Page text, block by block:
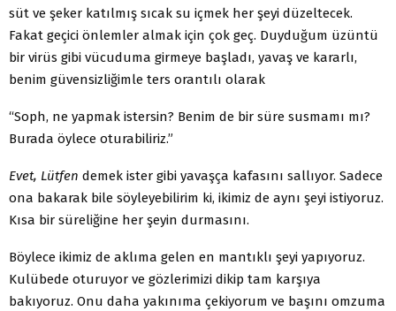
süt ve şeker katılmış sıcak su içmek her şeyi düzeltecek.
Fakat geçici önlemler almak için çok geç. Duyduğum üzüntü
bir virüs gibi vücuduma girmeye başladı, yavaş ve kararlı,
benim güvensizliğimle ters orantılı olarak
“Soph, ne yapmak istersin? Benim de bir süre susmamı mı?
Burada öylece oturabiliriz.”
Evet, Lütfen demek ister gibi yavaşça kafasını sallıyor. Sadece
ona bakarak bile söyleyebilirim ki, ikimiz de aynı şeyi istiyoruz.
Kısa bir süreliğine her şeyin durmasını.
Böylece ikimiz de aklıma gelen en mantıklı şeyi yapıyoruz.
Kulübede oturuyor ve gözlerimizi dikip tam karşıya
bakıyoruz. Onu daha yakınıma çekiyorum ve başını omzuma